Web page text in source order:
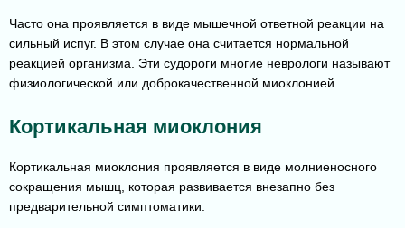
Часто она проявляется в виде мышечной ответной реакции на
сильный испуг. В этом случае она считается нормальной
реакцией организма. Эти судороги многие неврологи называют
физиологической или доброкачественной миоклонией.
Кортикальная миоклония
Кортикальная миоклония проявляется в виде молниеносного
сокращения мышц, которая развивается внезапно без
предварительной симптоматики.